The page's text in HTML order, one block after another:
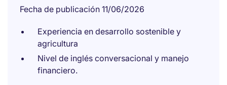
Fecha de publicación 11/06/2026
Experiencia en desarrollo sostenible y
agricultura
Nivel de inglés conversacional y manejo
financiero.